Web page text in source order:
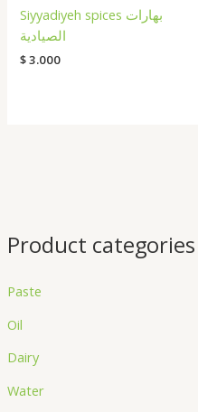
Product categories
Paste
Oil
Dairy
Water
Siyyadiyeh spices بهارات
الصيادية
$3.000